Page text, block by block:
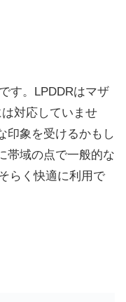
す。LPDDRはマザ
対応していませ
印象を受けるかもし
帯域の点で一般的な
らく快適に利用で